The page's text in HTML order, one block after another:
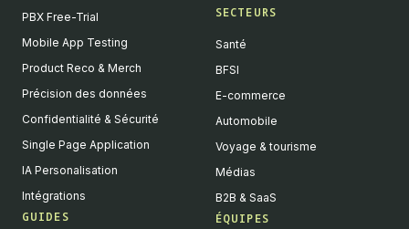
PBX Free-Trial
Mobile App Testing
Product Reco & Merch
Précision des données
Confidentialité & Sécurité
Single Page Application
IA Personalisation
Intégrations
GUIDES
SECTEURS
Santé
BFSI
E-commerce
Automobile
Voyage & tourisme
Médias
B2B & SaaS
ÉQUIPES